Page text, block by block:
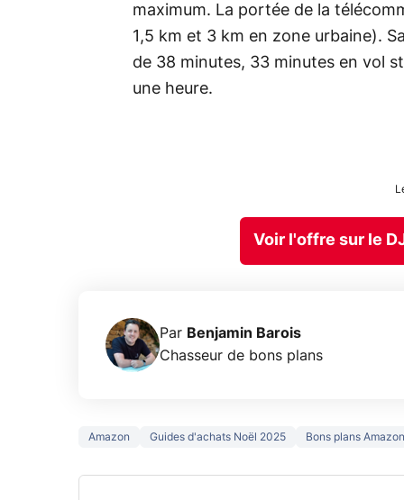
maximum. La portée de la
1,5 km et 3 km en zone urbaine).
de 38 minutes, 33 minutes en vol
une heure.
Voir l'offre sur le
Par Benjamin Barois
Chasseur de bons plans
Amazon Guides d'achats Noël 2025 Bons plans Amazon